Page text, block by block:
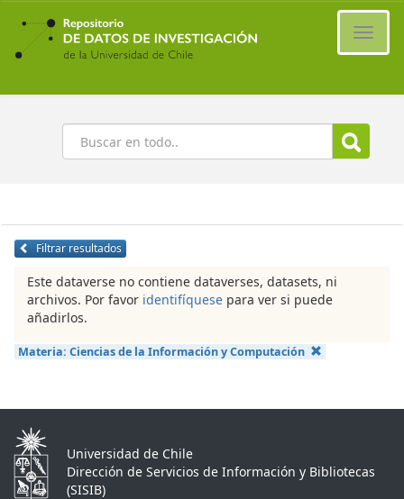
Ir
contenido
principal
Buscar
Filtrar resultados
Este dataverse no contiene dataverses, datasets, ni
archivos. Por favor identifíquese para ver si puede
añadirlos.
Materia: Ciencias de la Información y Computación
Universidad de Chile
Dirección de Servicios de Información y Bibliotecas
(SISIB)